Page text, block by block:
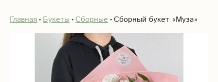
Главная Букеты Сборные Сборный букет «Муза»